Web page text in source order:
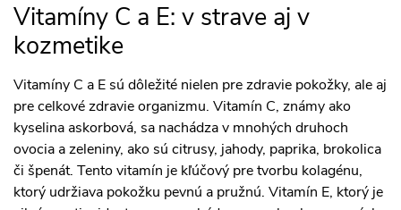
Vitamíny C a E: v strave aj v
kozmetike
Vitamíny C a E sú dôležité nielen pre zdravie pokožky, ale aj
pre celkové zdravie organizmu. Vitamín C, známy ako
kyselina askorbová, sa nachádza v mnohých druhoch
ovocia a zeleniny, ako sú citrusy, jahody, paprika, brokolica
či špenát. Tento vitamín je kľúčový pre tvorbu kolagénu,
ktorý udržiava pokožku pevnú a pružnú. Vitamín E, ktorý je